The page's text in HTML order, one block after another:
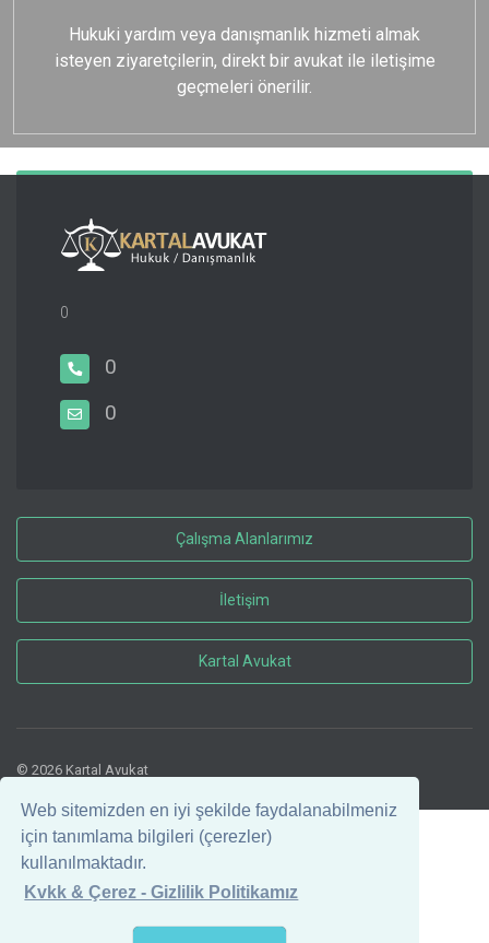
Web sitemizden en iyi şekilde faydalanabilmeniz
için tanımlama bilgileri (çerezler)
kullanılmaktadır.
Kvkk & Çerez - Gizlilik Politikamız
Hukuki yardım veya danışmanlık hizmeti almak
isteyen ziyaretçilerin, direkt bir avukat ile iletişime
geçmeleri önerilir.
0
0
0
Çalışma Alanlarımız
İletişim
Kartal Avukat
© 2026 Kartal Avukat